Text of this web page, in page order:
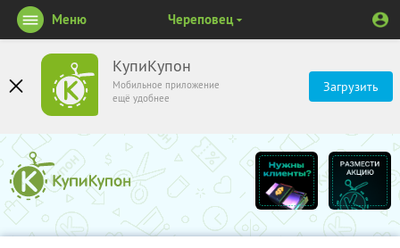
КупиКупон
Мобильное приложение
ещё удобнее
Загрузить
Меню Череповец